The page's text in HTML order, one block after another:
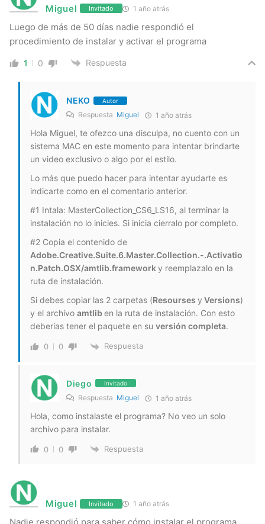
Miguel Invitado 1 año atrás
Luego de más de 50 días nadie respondió el
procedimiento de instalar y activar el programa
1 0 Respuesta
NEKO Autor
Respuesta Miguel 1 año atrás
Hola Miguel, te ofezco una disculpa, no cuento con un
sistema MAC en este momento para intentar brindarte
un video exclusivo o algo por el estilo.
Lo más que puedo hacer para intentar ayudarte es
indicarte como en el comentario anterior.
#1 Intala: MasterCollection_CS6_LS16, al terminar la
instalación no lo inicies. Si inicia cierralo por completo.
#2 Copia el contenido de
Adobe.Creative.Suite.6.Master.Collection.-.Activatio
n.Patch.OSX/amtlib.frameworky reemplazalo en la
ruta de instalación.
Si debes copiar las 2 carpetas (Resourses y Versions)
y el archivo amtlib en la ruta de instalación. Con esto
deberías tener el paquete en su versión completa.
0 0 Respuesta
Diego Invitado
Respuesta Miguel 1 año atrás
Hola, como instalaste el programa? No veo un solo
archivo para instalar.
0 0 Respuesta
Miguel Invitado 1 año atrás